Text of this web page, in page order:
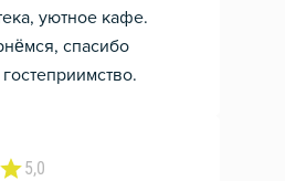
уютное кафе.
спасибо
5,0